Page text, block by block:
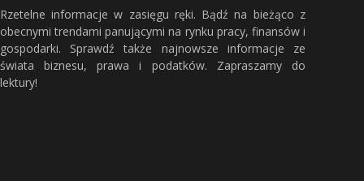
Rzetelne informacje w zasięgu ręki. Bądź na bieżąco z
obecnymi trendami panującymi na rynku pracy, finansów i
gospodarki. Sprawdź także najnowsze informacje ze
świata biznesu, prawa i podatków. Zapraszamy do
lektury!